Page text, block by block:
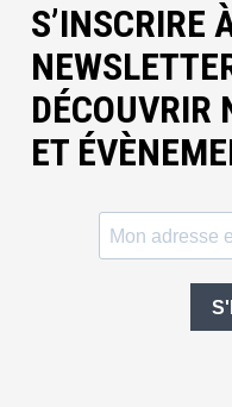
S’INSCRIRE
DÉCOUVRIR
ET